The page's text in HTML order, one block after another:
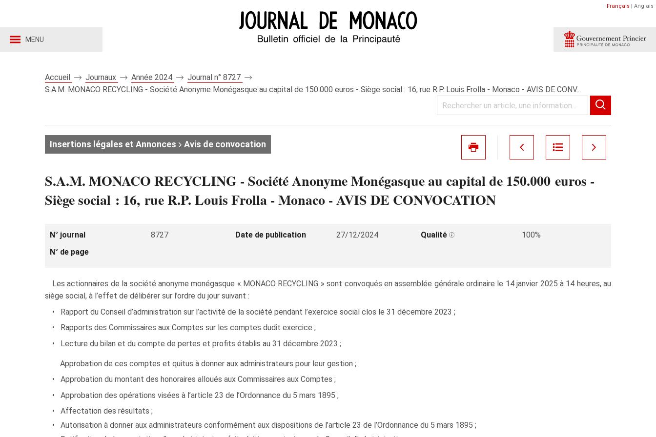
MENU
Français | Anglais
Accueil Journaux Année 2024
Journal n° 8727
S.A.M. MONACO RECYCLING - Société Anonyme Monégasque au capital de 150.000 euros - Siège social : 16, rue R.P. Louis Frolla - Monaco - AVIS DE CONV...
Insertions légales et Annonces Avis de convocation
S.A.M. MONACO RECYCLING - Société Anonyme Monégasque au capital de 150.000 euros -
Siège social : 16, rue R.P. Louis Frolla - Monaco - AVIS DE CONVOCATION
N° journal 8727 Date de publication 27/12/2024 Qualité
100%
N° de page
Les actionnaires de la société anonyme monégasque « MONACO RECYCLING » sont convoqués en assemblée générale ordinaire le 14 janvier 2025 à 14 heures, au
siège social, à l’effet de délibérer sur l’ordre du jour suivant :
• Rapport du Conseil d’administration sur l’activité de la société pendant l’exercice social clos le 31 décembre 2023 ;
• Rapports des Commissaires aux Comptes sur les comptes dudit exercice ;
• Lecture du bilan et du compte de pertes et profits établis au 31 décembre 2023 ;
Approbation de ces comptes et quitus à donner aux administrateurs pour leur gestion ;
• Approbation du montant des honoraires alloués aux Commissaires aux Comptes ;
• Approbation des opérations visées à l’article 23 de l’Ordonnance du 5 mars 1895 ;
• Affectation des résultats ;
• Autorisation à donner aux administrateurs conformément aux dispositions de l’article 23 de l’Ordonnance du 5 mars 1895 ;